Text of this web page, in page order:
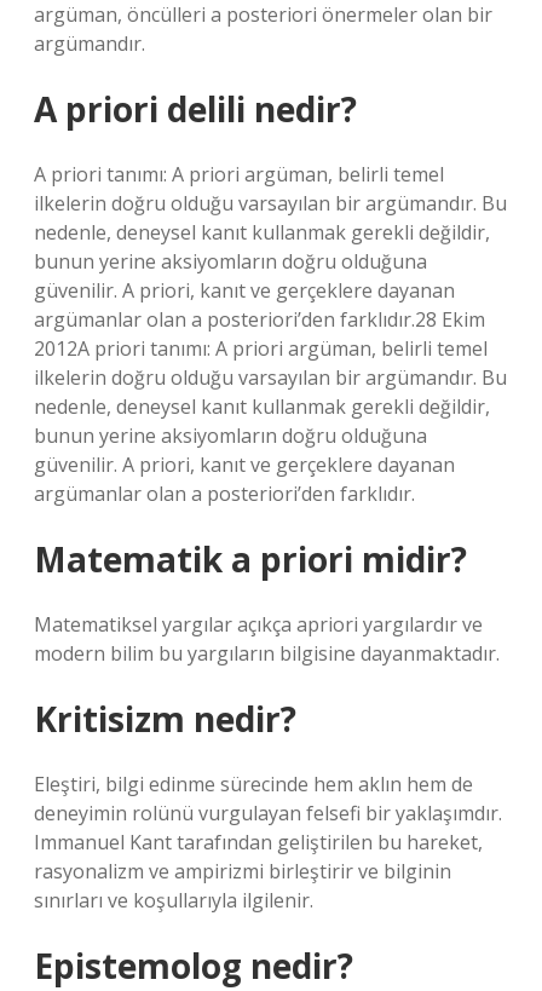
argüman, öncülleri a posteriori önermeler olan bir
argümandır.
A priori delili nedir?
A priori tanımı: A priori argüman, belirli temel
ilkelerin doğru olduğu varsayılan bir argümandır. Bu
nedenle, deneysel kanıt kullanmak gerekli değildir,
bunun yerine aksiyomların doğru olduğuna
güvenilir. A priori, kanıt ve gerçeklere dayanan
argümanlar olan a posteriori’den farklıdır.28 Ekim
2012A priori tanımı: A priori argüman, belirli temel
ilkelerin doğru olduğu varsayılan bir argümandır. Bu
nedenle, deneysel kanıt kullanmak gerekli değildir,
bunun yerine aksiyomların doğru olduğuna
güvenilir. A priori, kanıt ve gerçeklere dayanan
argümanlar olan a posteriori’den farklıdır.
Matematik a priori midir?
Matematiksel yargılar açıkça apriori yargılardır ve
modern bilim bu yargıların bilgisine dayanmaktadır.
Kritisizm nedir?
Eleştiri, bilgi edinme sürecinde hem aklın hem de
deneyimin rolünü vurgulayan felsefi bir yaklaşımdır.
Immanuel Kant tarafından geliştirilen bu hareket,
rasyonalizm ve ampirizmi birleştirir ve bilginin
sınırları ve koşullarıyla ilgilenir.
Epistemolog nedir?